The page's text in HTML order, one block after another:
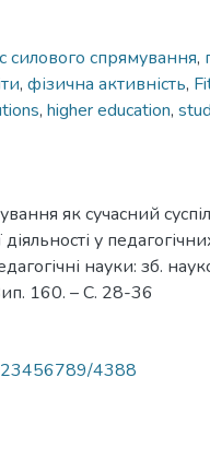
силового спрямування,
, фізична активність,
, higher education,
як сучасний
у
науки: зб.
160. – С. 28-36
4388